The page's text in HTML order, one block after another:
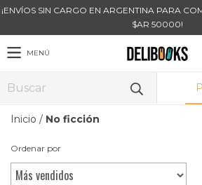
¡ENVÍOS SIN CARGO EN ARGENTINA PARA
$AR 50000!
MENÚ
Inicio / No ficción
Ordenar por